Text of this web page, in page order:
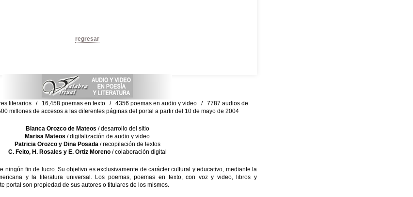
regresar
literarios / 16,458 poemas en texto / 4356 poemas en audio y video / 7787 audios de
millones de accesos a las diferentes páginas del portal a partir del 10 de mayo de 2004
Blanca Orozco de Mateos / desarrollo del sitio
Marisa Mateos / digitalización de audio y video
Patricia Orozco y Dina Posada/ recopilación de textos
C. Feito, H. Rosales y E. Ortiz Moreno/ colaboración digital
ningún fin de lucro. Su objetivo es exclusivamente de carácter cultural y educativo, mediante la
y la literatura universal. Los poemas, poemas en texto, con voz y video, libros y
portal son propiedad de sus autores o titulares de los mismos.